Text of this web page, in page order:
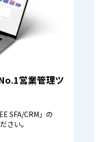
営業管理ツ
SFA/CRM」の
さい。